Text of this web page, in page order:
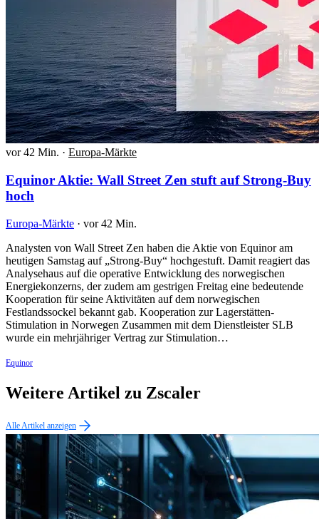
vor 42 Min. · Europa-Märkte
Equinor Aktie: Wall Street Zen stuft auf Strong-Buy
hoch
Europa-Märkte · vor 42 Min.
Analysten von Wall Street Zen haben die Aktie von Equinor am
heutigen Samstag auf „Strong-Buy“ hochgestuft. Damit reagiert das
Analysehaus auf die operative Entwicklung des norwegischen
Energiekonzerns, der zudem am gestrigen Freitag eine bedeutende
Kooperation für seine Aktivitäten auf dem norwegischen
Festlandssockel bekannt gab. Kooperation zur Lagerstätten-
Stimulation in Norwegen Zusammen mit dem Dienstleister SLB
wurde ein mehrjähriger Vertrag zur Stimulation…
Equinor
Weitere Artikel zu Zscaler
Alle Artikel anzeigen